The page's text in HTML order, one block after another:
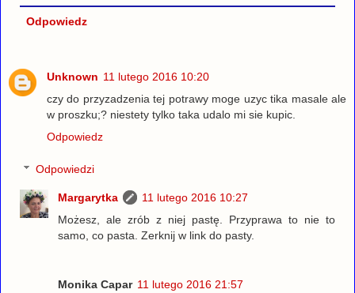
Odpowiedz
Unknown 11 lutego 2016 10:20
czy do przyzadzenia tej potrawy moge uzyc tika masale ale
w proszku;? niestety tylko taka udalo mi sie kupic.
Odpowiedz
Odpowiedzi
Margarytka
11 lutego 2016 10:27
Możesz, ale zrób z niej pastę. Przyprawa to nie to
samo, co pasta. Zerknij w link do pasty.
Monika Capar 11 lutego 2016 21:57